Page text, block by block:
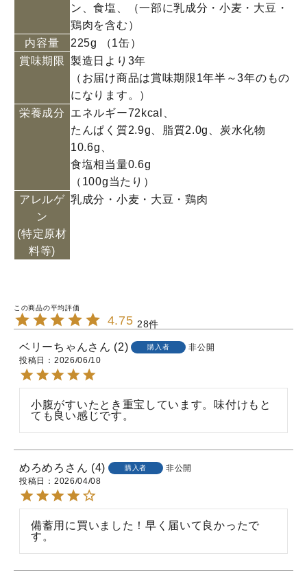
ン、食塩、（一部に乳成分・小麦・大豆・
鶏肉を含む）
内容量
225g （1缶）
賞味期限 製造日より3年
（お届け商品は賞味期限1年半～3年のもの
になります。）
栄養成分
エネルギー72kcal、
たんぱく質2.9g、脂質2.0g、炭水化物
10.6g、
食塩相当量0.6g
（100g当たり）
アレルゲ
ン
(特定原材
料等)
乳成分・小麦・大豆・鶏肉
4.75 28
ベリーちゃん 2 購入者
非公開
投稿日
2026/06/10
小腹がすいたとき重宝しています。味付けもと
ても良い感じです。
めろめろ 4 購入者
非公開
投稿日
2026/04/08
備蓄用に買いました！早く届いて良かったで
す。